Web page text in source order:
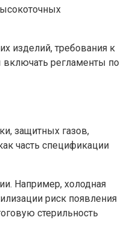
изделий, требования к
включать регламенты по
защитных газов,
часть спецификации
Например, холодная
риск появления
стерильность